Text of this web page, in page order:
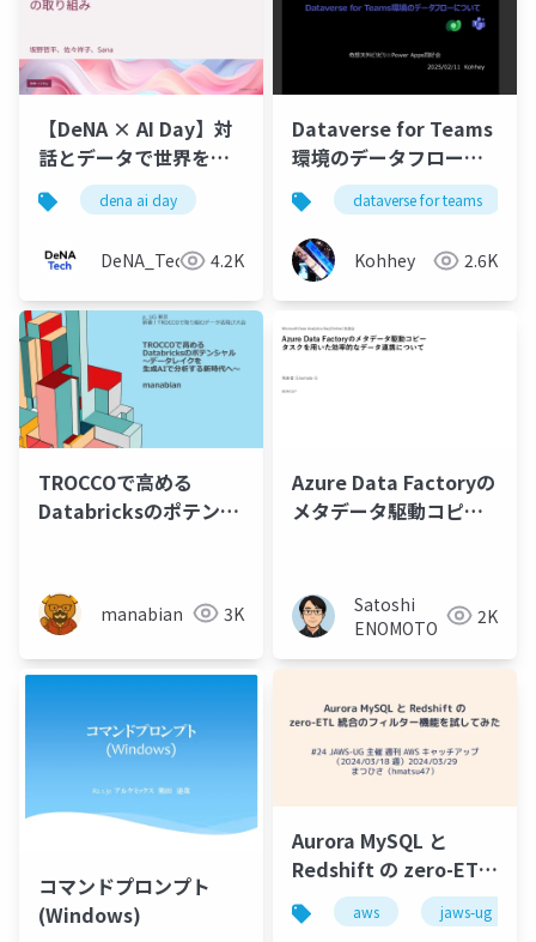
【DeNA × AI Day】対
話とデータで世界を融
合させるアルムの取り
組み
dena ai day
DeNA_Tech 4.2K
Dataverse for Teams
環境のデータフローに
ついてdataverse for teams
Kohhey 2.6K
TROCCOで高める
Databricksのポテンシ
代へ～
manabian 3K
Azure Data Factoryの
メタデータ駆動コピー
Satoshi
ENOMOTO
2K
コマンドプロンプト
(Windows)
Aurora MySQL と
Redshift の zero-ETL
統合のフィルター機能
を試してみた
aws jaws-ug